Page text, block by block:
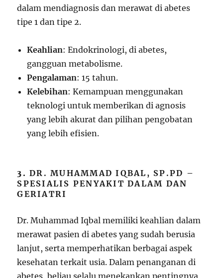
dalam mendiagnosis dan merawat di abetes
tipe 1 dan tipe 2.
Keahlian: Endokrinologi, di abetes,
gangguan metabolisme.
Pengalaman: 15 tahun.
Kelebihan: Kemampuan menggunakan
teknologi untuk memberikan di agnosis
yang lebih akurat dan pilihan pengobatan
yang lebih efisien.
3.DR. MUHAMMAD IQBAL, SP.PD –
SPESIALIS PENYAKIT DALAM DAN
GERIATRI
Dr. Muhammad Iqbal memiliki keahlian dalam
merawat pasien di abetes yang sudah berusia
lanjut, serta memperhatikan berbagai aspek
kesehatan terkait usia. Dalam penanganan di